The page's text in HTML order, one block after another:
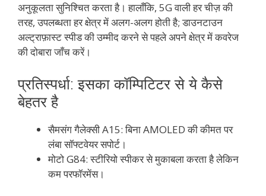
अनुकूलता सुनिश्चित करता है। हालाँकि, 5G वाली हर चीज़ की
तरह, उपलब्धता हर क्षेत्र में अलग-अलग होती है; डाउनटाउन
अल्ट्राफ़ास्ट स्पीड की उम्मीद करने से पहले अपने क्षेत्र में कवरेज
की दोबारा जाँच करें।
प्रतिस्पर्धा: इसका कॉम्पिटिटर से ये कैसे
बेहतर है
सैमसंग गैलेक्सी A15: बिना AMOLED की कीमत पर
लंबा सॉफ्टवेयर सपोर्ट।
मोटो G84: स्टीरियो स्पीकर से मुकाबला करता है लेकिन
कम परफॉरमेंस।